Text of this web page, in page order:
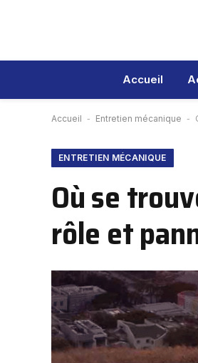
Accueil
Accueil - Entretien mécanique -
ENTRETIEN MÉCANIQUE
Où se
rôle et